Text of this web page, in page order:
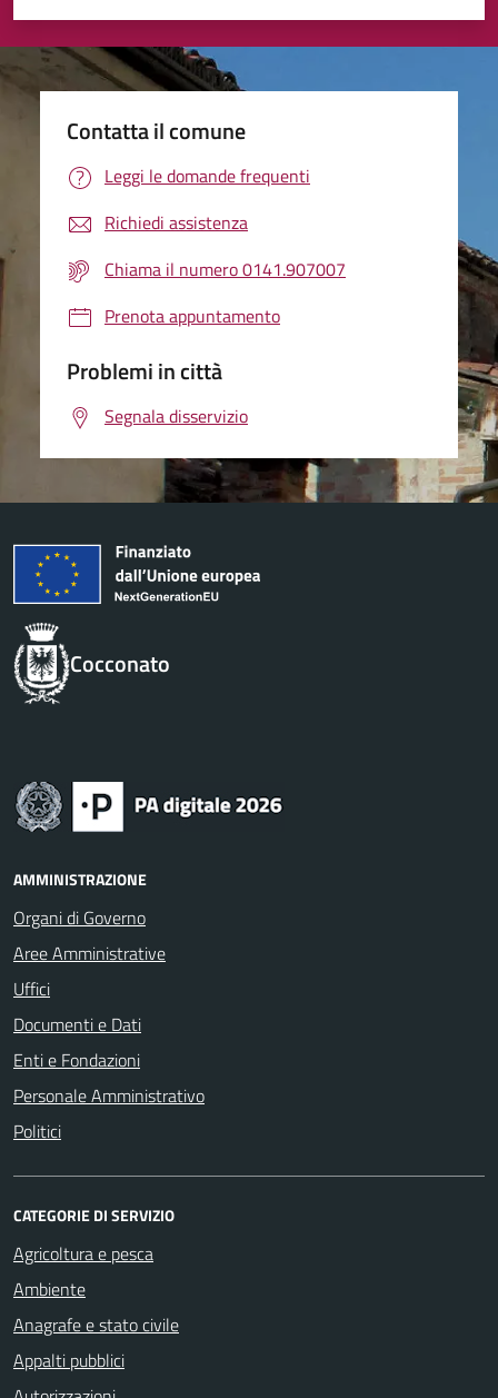
Valuta 5 stelle su 5
Valuta 4 stelle su 5
Valuta 3 stelle su 5
Valuta 2 stelle su 5
Valuta 1 stelle su 5
Contatta il comune
Leggi le domande frequenti
Richiedi assistenza
Chiama il numero 0141.907007
Prenota appuntamento
Problemi in città
Segnala disservizio
Cocconato
AMMINISTRAZIONE
Organi di Governo
Aree Amministrative
Uffici
Documenti e Dati
Enti e Fondazioni
Personale Amministrativo
Politici
CATEGORIE DI SERVIZIO
Agricoltura e pesca
Ambiente
Anagrafe e stato civile
Appalti pubblici